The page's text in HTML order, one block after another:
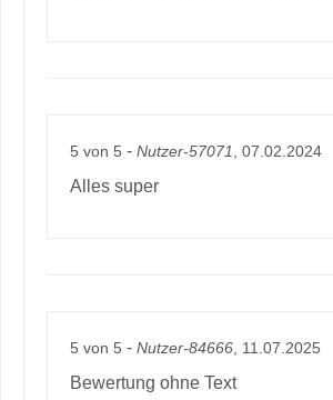
5 von 5 - Nutzer-57071 , 07.02.2024
Alles super
5 von 5 - Nutzer-84666 , 11.07.2025
Bewertung ohne Text